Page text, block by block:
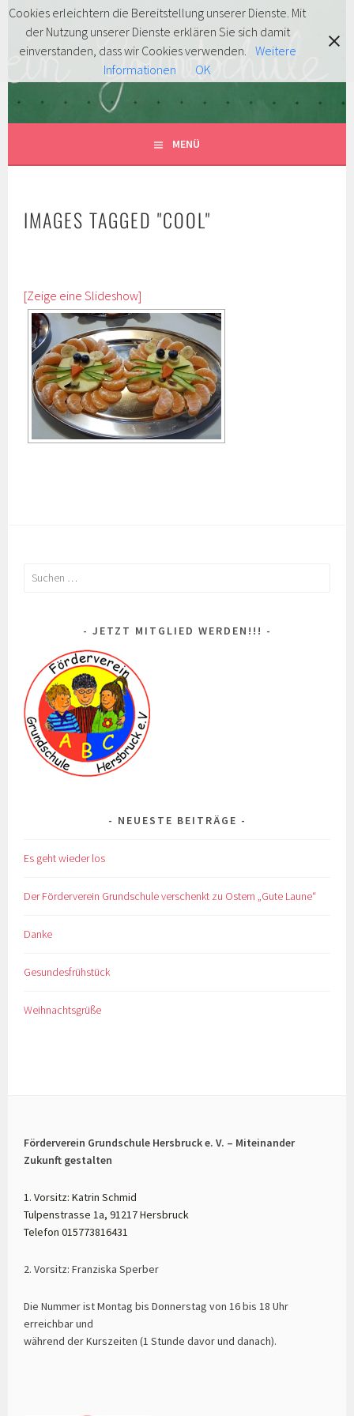
Springe
zum
Inhalt
FÖRDERVEREIN
GRUNDSCHULE HERSBRUCK
E.V.
MITENTDECKEN … MITLACHEN … MITMACHEN!
MENÜ
IMAGES TAGGED "COOL"
[Zeige eine Slideshow]
Suchen
JETZT MITGLIED WERDEN!!!
NEUESTE BEITRÄGE
Es geht wieder los
Der Förderverein Grundschule verschenkt zu Ostern „Gute Laune“
Danke
Gesundesfrühstück
Weihnachtsgrüße
Förderverein Grundschule Hersbruck e. V. – Miteinander
Zukunft gestalten
1. Vorsitz: Katrin Schmid
Tulpenstrasse 1a, 91217 Hersbruck
Telefon 015773816431
2. Vorsitz: Franziska Sperber
Die Nummer ist Montag bis Donnerstag von 16 bis 18 Uhr
erreichbar und
während der Kurszeiten (1 Stunde davor und danach).
Cookies erleichtern die Bereitstellung unserer Dienste. Mit
der Nutzung unserer Dienste erklären Sie sich damit
einverstanden, dass wir Cookies verwenden. Weitere
Informationen
OK